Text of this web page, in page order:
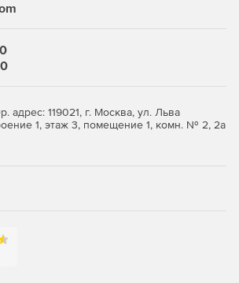
Forgery.
моделью.
внутри вложенных данных,
адрес: 119021, г. Москва, ул. Льва
1, этаж 3, помещение 1, комн. № 2, 2а